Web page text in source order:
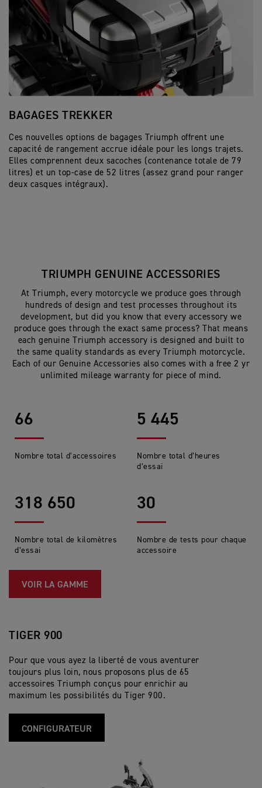
BAGAGES TREKKER
Ces nouvelles options de bagages Triumph offrent une
capacité de rangement accrue idéale pour les longs trajets.
Elles comprennent deux sacoches (contenance totale de 79
litres) et un top-case de 52 litres (assez grand pour ranger
deux casques intégraux).
TRIUMPH GENUINE ACCESSORIES
At Triumph, every motorcycle we produce goes through
hundreds of design and test processes throughout its
development, but did you know that every accessory we
produce goes through the exact same process? That means
each genuine Triumph accessory is designed and built to
the same quality standards as every Triumph motorcycle.
Each of our Genuine Accessories also comes with a free 2 yr
unlimited mileage warranty for piece of mind.
66
Nombre total d’accessoires
5 445
Nombre total d’heures
d’essai
318 650
Nombre total de kilomètres
d’essai
30
Nombre de tests pour chaque
accessoire
VOIR LA GAMME
TIGER 900
Pour que vous ayez la liberté de vous aventurer
toujours plus loin, nous proposons plus de 65
accessoires Triumph conçus pour enrichir au
maximum les possibilités du Tiger 900.
CONFIGURATEUR